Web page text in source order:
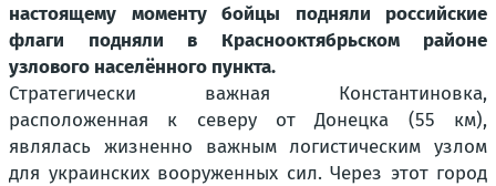
настоящему моменту бойцы подняли российские
флаги подняли в Краснооктябрьском районе
узлового населённого пункта.
Стратегически важная Константиновка,
расположенная к северу от Донецка (55 км),
являлась жизненно важным логистическим узлом
для украинских вооруженных сил. Через этот город